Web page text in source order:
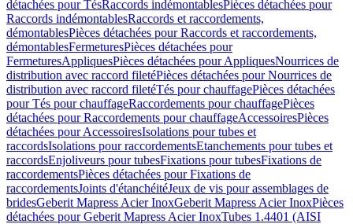
détachées pour TésRaccords indémontablesPièces détachées pour
Raccords indémontablesRaccords et raccordements,
démontablesPièces détachées pour Raccords et raccordements,
démontablesFermeturesPièces détachées pour
FermeturesAppliquesPièces détachées pour AppliquesNourrices de
distribution avec raccord filetéPièces détachées pour Nourrices de
distribution avec raccord filetéTés pour chauffagePièces détachées
pour Tés pour chauffageRaccordements pour chauffagePièces
détachées pour Raccordements pour chauffageAccessoiresPièces
détachées pour AccessoiresIsolations pour tubes et
raccordsIsolations pour raccordementsEtanchements pour tubes et
raccordsEnjoliveurs pour tubesFixations pour tubesFixations de
raccordementsPièces détachées pour Fixations de
raccordementsJoints d'étanchéitéJeux de vis pour assemblages de
bridesGeberit Mapress Acier InoxGeberit Mapress Acier InoxPièces
détachées pour Geberit Mapress Acier InoxTubes 1.4401 (AISI